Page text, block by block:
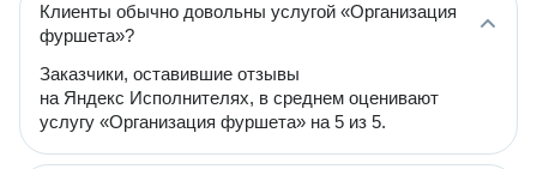
Клиенты обычно довольны услугой «Организация
фуршета»?
Заказчики, оставившие отзывы
на Яндекс Исполнителях, в среднем оценивают
услугу «Организация фуршета» на 5 из 5.